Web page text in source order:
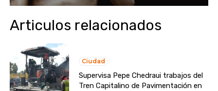
Articulos relacionados
Ciudad
Supervisa Pepe Chedraui trabajos del
Tren Capitalino de Pavimentación en